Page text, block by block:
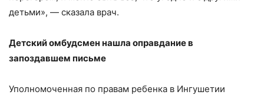
детьми», — сказала врач.
Детский омбудсмен нашла оправдание в
запоздавшем письме
Уполномоченная по правам ребенка в Ингушетии